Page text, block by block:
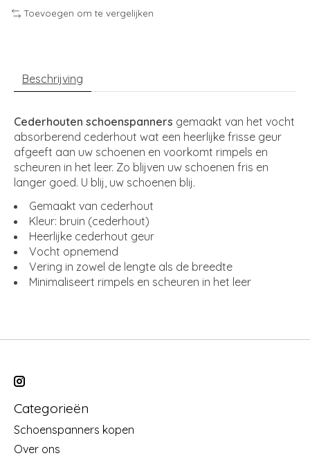
Toevoegen om te vergelijken
Beschrijving
Cederhouten schoenspanners gemaakt van het vocht
absorberend cederhout wat een heerlijke frisse geur
afgeeft aan uw schoenen en voorkomt rimpels en
scheuren in het leer. Zo blijven uw schoenen fris en
langer goed. U blij, uw schoenen blij.
Gemaakt van cederhout
Kleur: bruin (cederhout)
Heerlijke cederhout geur
Vocht opnemend
Vering in zowel de lengte als de breedte
Minimaliseert rimpels en scheuren in het leer
Categorieën
Schoenspanners kopen
Over ons